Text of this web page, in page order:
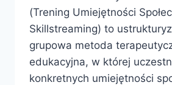
(Trening Umiejętności
Skillstreaming) to
grupowa metoda
edukacyjna, w której
konkretnych umiejętności